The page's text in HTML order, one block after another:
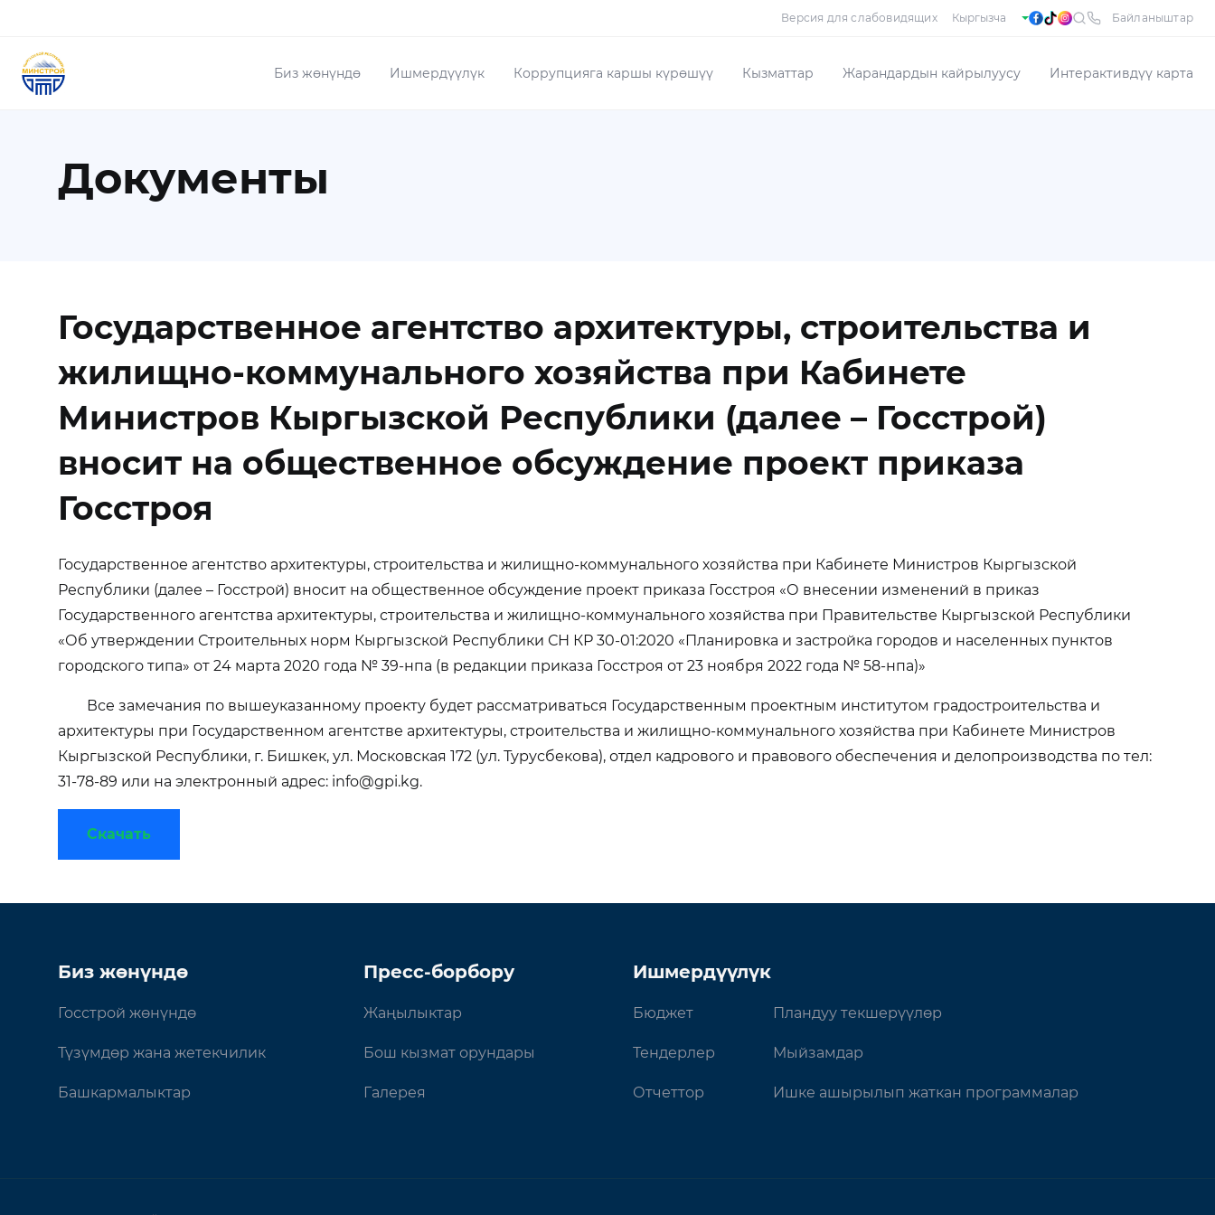
Версия для слабовидящих Байланыштар
Биз жөнүндө Ишмердүүлүк Коррупцияга каршы күрөшүү Кызматтар Жарандардын кайрылуусу Интерактивдүү карта
Документы
Государственное агентство архитектуры, строительства и
жилищно-коммунального хозяйства при Кабинете
Министров Кыргызской Республики (далее – Госстрой)
вносит на общественное обсуждение проект приказа
Госстроя
Государственное агентство архитектуры, строительства и жилищно-коммунального хозяйства при Кабинете Министров Кыргызской
Республики (далее – Госстрой) вносит на общественное обсуждение проект приказа Госстроя «О внесении изменений в приказ
Государственного агентства архитектуры, строительства и жилищно-коммунального хозяйства при Правительстве Кыргызской Республики
«Об утверждении Строительных норм Кыргызской Республики СН КР 30-01:2020 «Планировка и застройка городов и населенных пунктов
городского типа» от 24 марта 2020 года № 39-нпа (в редакции приказа Госстроя от 23 ноября 2022 года № 58-нпа)»
Все замечания по вышеуказанному проекту будет рассматриваться Государственным проектным институтом градостроительства и
архитектуры при Государственном агентстве архитектуры, строительства и жилищно-коммунального хозяйства при Кабинете Министров
Кыргызской Республики, г. Бишкек, ул. Московская 172 (ул. Турусбекова), отдел кадрового и правового обеспечения и делопроизводства по тел:
31-78-89 или на электронный адрес: info@gpi.kg.
Скачать
Биз жөнүндө
Госстрой жөнүндө
Түзүмдөр жана жетекчилик
Башкармалыктар
Пресс-борбору
Жаңылыктар
Бош кызмат орундары
Галерея
Ишмердүүлүк
Бюджет
Тендерлер
Отчеттор
Пландуу текшерүүлөр
Мыйзамдар
Ишке ашырылып жаткан программалар